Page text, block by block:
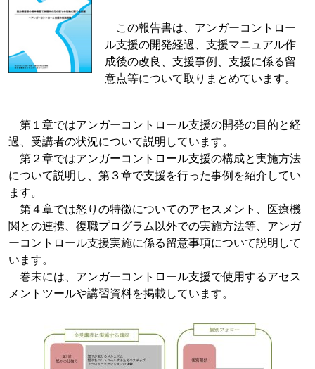
この報告書は、アンガーコントロー
ル支援の開発経過、支援マニュアル作
成後の改良、支援事例、支援に係る留
意点等について取りまとめています。
第１章ではアンガーコントロール支援の開発の目的と経
過、受講者の状況について説明しています。
第２章ではアンガーコントロール支援の構成と実施方法
について説明し、第３章で支援を行った事例を紹介してい
ます。
第４章では怒りの特徴についてのアセスメント、医療機
関との連携、復職プログラム以外での実施方法等、アンガ
ーコントロール支援実施に係る留意事項について説明して
います。
巻末には、アンガーコントロール支援で使用するアセス
メントツールや講習資料を掲載しています。